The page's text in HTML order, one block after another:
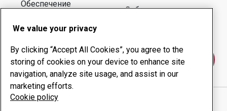
Обеспечение
оборудования
Собственное
Свяжитесь с нами
VEVLE MEK.VERKSTED AS
We value your privacy
By clicking “Accept All Cookies”, you agree to the
storing of cookies on your device to enhance site
navigation, analyze site usage, and assist in our
marketing efforts.
Cookie policy